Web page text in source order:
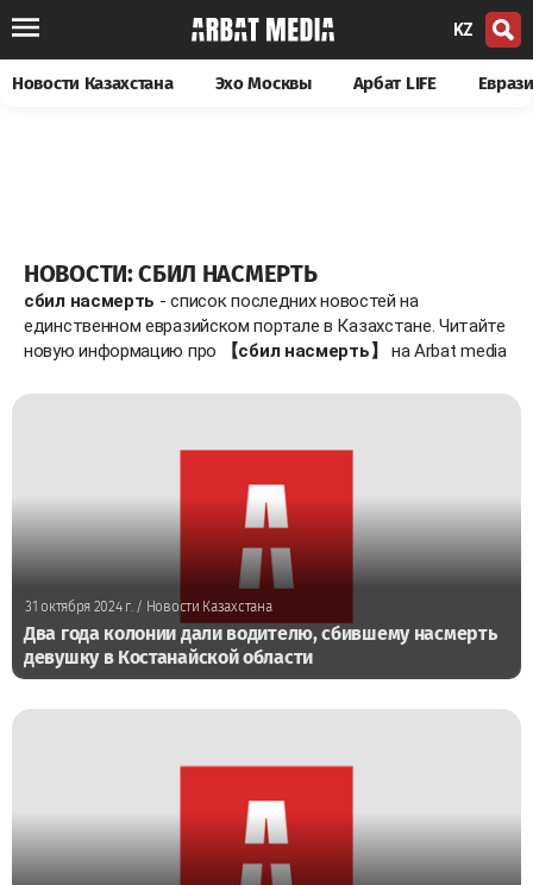
KZ
Новости Казахстана Эхо Москвы Арбат LIFE
НОВОСТИ: СБИЛ НАСМЕРТЬ
сбил насмерть - список последних новостей на
единственном евразийском портале в Казахстане. Читайте
новую информацию про
【сбил насмерть】 на Arbat media
31 октября 2024 г./ Новости Казахстана
Два года колонии дали водителю, сбившему насмерть
девушку в Костанайской области